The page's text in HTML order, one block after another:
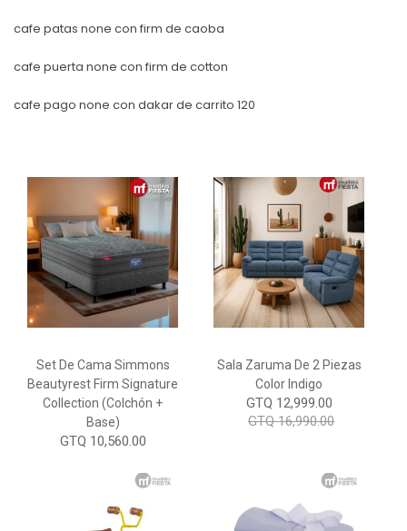
cafe patas none con firm de caoba
cafe puerta none con firm de cotton
cafe pago none con dakar de carrito 120
Set De Cama Simmons
Beautyrest Firm Signature
Collection (Colchón +
Base)
GTQ 10,560.00
Sala Zaruma De 2 Piezas
Color Indigo
GTQ 12,999.00
GTQ 16,990.00